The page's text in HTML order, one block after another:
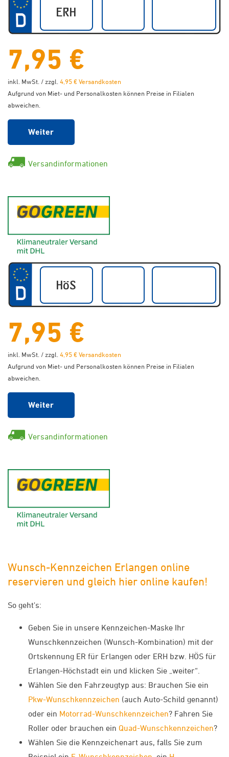
7,95 €
inkl. MwSt. / zzgl.4,95 € Versandkosten
Aufgrund von Miet- und Personalkosten können Preise in Filialen
abweichen.
Weiter
Versandinformationen
7,95 €
inkl. MwSt. / zzgl.4,95 € Versandkosten
Aufgrund von Miet- und Personalkosten können Preise in Filialen
abweichen.
Weiter
Versandinformationen
Wunsch-Kennzeichen Erlangen online
reservieren und gleich hier online kaufen!
So geht's:
Geben Sie in unsere Kennzeichen-Maske Ihr
Wunschkennzeichen (Wunsch-Kombination) mit der
Ortskennung ER für Erlangen oder ERH bzw. HÖS für
Erlangen-Höchstadt ein und klicken Sie „weiter“.
Wählen Sie den Fahrzeugtyp aus: Brauchen Sie ein
Pkw-Wunschkennzeichen (auch Auto-Schild genannt)
oder ein Motorrad-Wunschkennzeichen? Fahren Sie
Roller oder brauchen ein Quad-Wunschkennzeichen?
Wählen Sie die Kennzeichenart aus, falls Sie zum